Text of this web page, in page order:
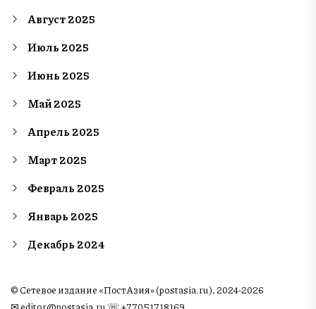
Август 2025
Июль 2025
Июнь 2025
Май 2025
Апрель 2025
Март 2025
Февраль 2025
Январь 2025
Декабрь 2024
© Сетевое издание «ПостАзия» (postasia.ru), 2024-2026